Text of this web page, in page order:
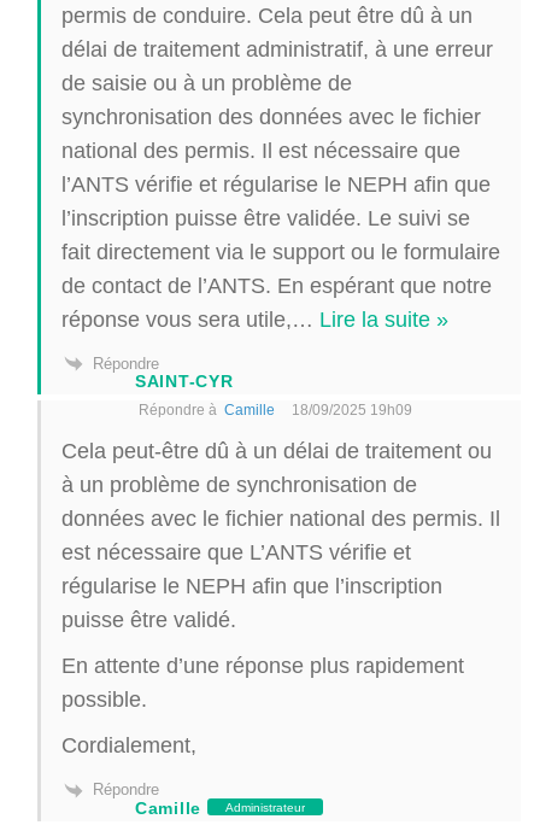
permis de conduire. Cela peut être dû à un
délai de traitement administratif, à une erreur
de saisie ou à un problème de
synchronisation des données avec le fichier
national des permis. Il est nécessaire que
l’ANTS vérifie et régularise le NEPH afin que
l’inscription puisse être validée. Le suivi se
fait directement via le support ou le formulaire
de contact de l’ANTS. En espérant que notre
réponse vous sera utile,… Lire la suite »
Répondre
SAINT-CYR
Répondre à Camille 18/09/2025 19h09
Cela peut-être dû à un délai de traitement ou
à un problème de synchronisation de
données avec le fichier national des permis. Il
est nécessaire que L’ANTS vérifie et
régularise le NEPH afin que l’inscription
puisse être validé.
En attente d’une réponse plus rapidement
possible.
Cordialement,
Répondre
Camille Administrateur